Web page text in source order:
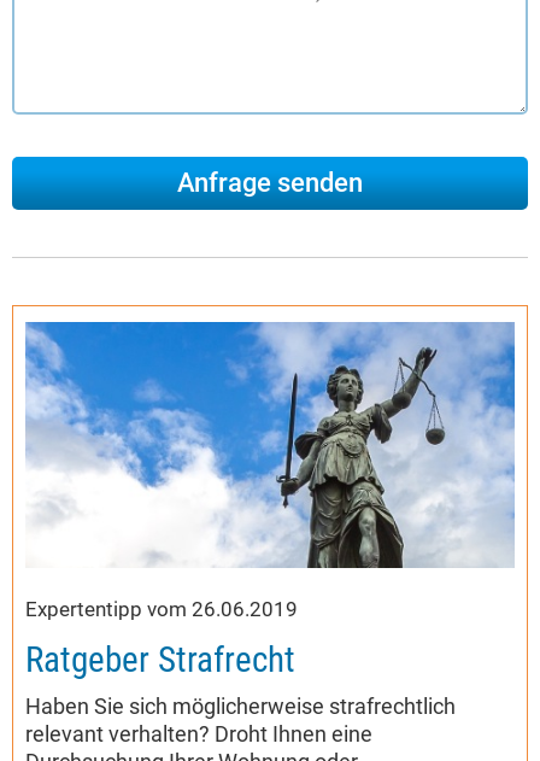
Expertentipp vom 26.06.2019
Ratgeber Strafrecht
Haben Sie sich möglicherweise strafrechtlich
relevant verhalten? Droht Ihnen eine